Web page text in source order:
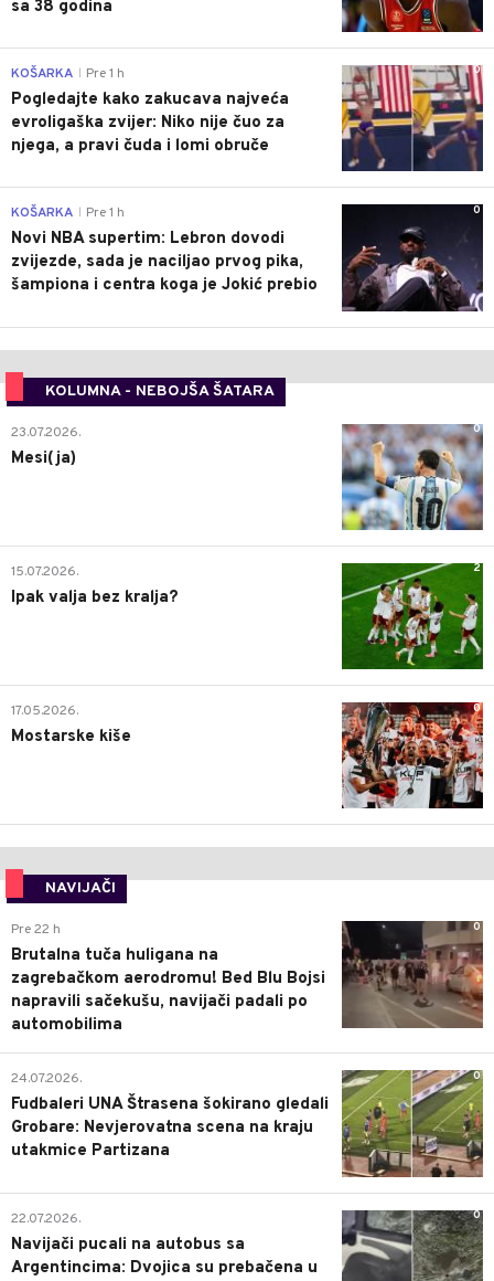
sa 38 godina
0
KOŠARKA Pre 1 h
Pogledajte kako zakucava najveća
evroligaška zvijer: Niko nije čuo za
njega, a pravi čuda i lomi obruče
0
KOŠARKA Pre 1 h
Novi NBA supertim: Lebron dovodi
zvijezde, sada je naciljao prvog pika,
šampiona i centra koga je Jokić prebio
KOLUMNA - NEBOJŠA ŠATARA
0
23.07.2026.
Mesi(ja)
2
15.07.2026.
Ipak valja bez kralja?
0
17.05.2026.
Mostarske kiše
NAVIJAČI
0
Pre 22 h
Brutalna tuča huligana na
zagrebačkom aerodromu! Bed Blu Bojsi
napravili sačekušu, navijači padali po
automobilima
0
24.07.2026.
Fudbaleri UNA Štrasena šokirano gledali
Grobare: Nevjerovatna scena na kraju
utakmice Partizana
0
22.07.2026.
Navijači pucali na autobus sa
Argentincima: Dvojica su prebačena u